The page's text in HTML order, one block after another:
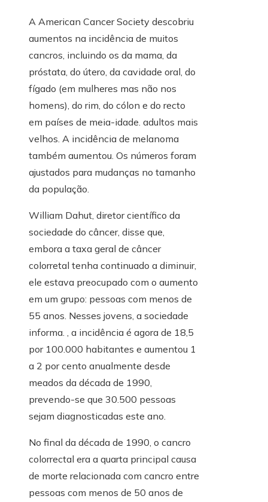
A American Cancer Society descobriu
aumentos na incidência de muitos
cancros, incluindo os da mama, da
próstata, do útero, da cavidade oral, do
fígado (em mulheres mas não nos
homens), do rim, do cólon e do recto
em países de meia-idade. adultos mais
velhos. A incidência de melanoma
também aumentou. Os números foram
ajustados para mudanças no tamanho
da população.
William Dahut, diretor científico da
sociedade do câncer, disse que,
embora a taxa geral de câncer
colorretal tenha continuado a diminuir,
ele estava preocupado com o aumento
em um grupo: pessoas com menos de
55 anos. Nesses jovens, a sociedade
informa. , a incidência é agora de 18,5
por 100.000 habitantes e aumentou 1
a 2 por cento anualmente desde
meados da década de 1990,
prevendo-se que 30.500 pessoas
sejam diagnosticadas este ano.
No final da década de 1990, o cancro
colorrectal era a quarta principal causa
de morte relacionada com cancro entre
pessoas com menos de 50 anos de